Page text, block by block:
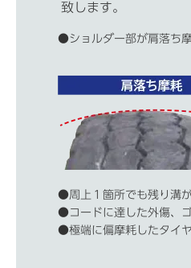
致します。
●ショルダー部が肩落ち
●周上１箇所でも残り溝
●コードに達した外傷、
●極端に偏摩耗したタイ